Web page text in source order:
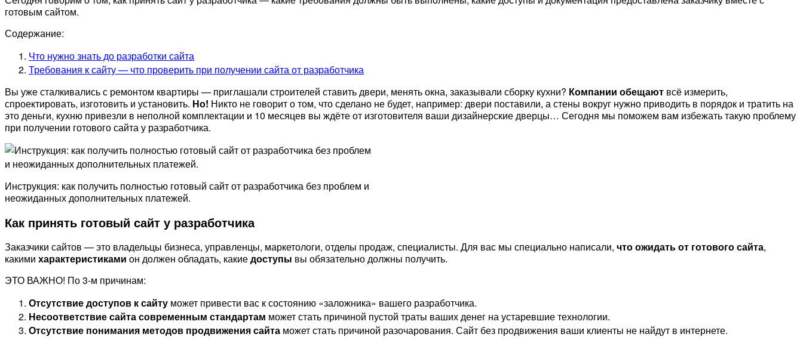
готовым сайтом.
Содержание:
Что нужно знать до разработки сайта
Требования к сайту — что проверить при получении сайта от разработчика
Вы уже сталкивались с ремонтом квартиры — приглашали строителей ставить двери, менять окна, заказывали сборку кухни? Компании обещают всё измерить,
спроектировать, изготовить и установить. Но! Никто не говорит о том, что сделано не будет, например: двери поставили, а стены вокруг нужно приводить в порядок и тратить на
это деньги, кухню привезли в неполной комплектации и 10 месяцев вы ждёте от изготовителя ваши дизайнерские дверцы… Сегодня мы поможем вам избежать такую проблему
при получении готового сайта у разработчика.
Инструкция: как получить полностью готовый сайт от разработчика без проблем и
неожиданных дополнительных платежей.
Как принять готовый сайт у разработчика
Заказчики сайтов — это владельцы бизнеса, управленцы, маркетологи, отделы продаж, специалисты. Для вас мы специально написали, что ожидать от готового сайта,
какими характеристиками он должен обладать, какиедоступы вы обязательно должны получить.
ЭТО ВАЖНО! По 3-м причинам:
Отсутствие доступов к сайту может привести вас к состоянию «заложника» вашего разработчика.
Несоответствие сайта современным стандартам может стать причиной пустой траты ваших денег на устаревшие технологии.
Отсутствие понимания методов продвижения сайта может стать причиной разочарования. Сайт без продвижения ваши клиенты не найдут в интернете.